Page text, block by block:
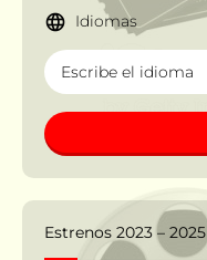
Idiomas
Estrenos 2023 – 2025